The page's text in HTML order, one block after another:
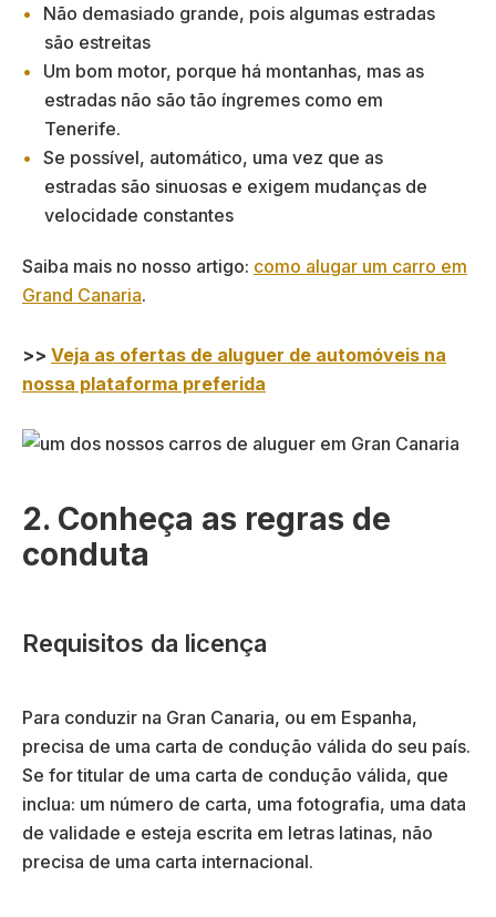
Não demasiado grande, pois algumas estradas
são estreitas
Um bom motor, porque há montanhas, mas as
estradas não são tão íngremes como em
Tenerife.
Se possível, automático, uma vez que as
estradas são sinuosas e exigem mudanças de
velocidade constantes
Saiba mais no nosso artigo: como alugar um carro em
Grand Canaria.
>> Veja as ofertas de aluguer de automóveis na
nossa plataforma preferida
2. Conheça as regras de
conduta
Requisitos da licença
Para conduzir na Gran Canaria, ou em Espanha,
precisa de uma carta de condução válida do seu país.
Se for titular de uma carta de condução válida, que
inclua: um número de carta, uma fotografia, uma data
de validade e esteja escrita em letras latinas, não
precisa de uma carta internacional.